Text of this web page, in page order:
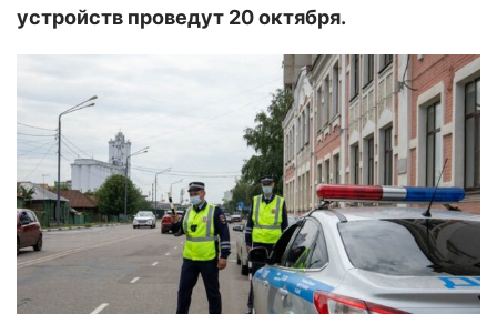
устройств проведут 20 октября.